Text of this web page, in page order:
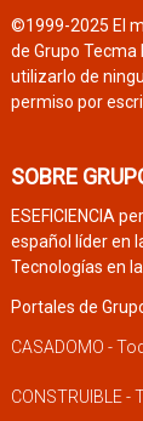
©1999-2025 El
de Grupo Tecma
utilizarlo de
permiso por
SOBRE
ESEFICIENCIA
español líder en
Tecnologías en
Portales de
CASADOMO -
CONSTRUIBLE